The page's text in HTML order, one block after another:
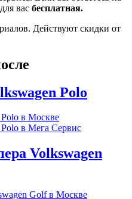
вас бесплатная.
Действуют скидки от
Polo
Volkswagen